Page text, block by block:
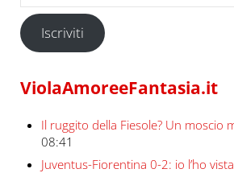
Iscriviti
ViolaAmoreeFantasia.it
Il ruggito della Fiesole? Un moscio
08:41
Juventus-Fiorentina 0-2: io l’ho